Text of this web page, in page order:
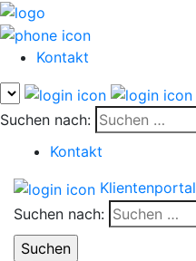
Kontakt
Suchen nach:
Kontakt
Klientenportal
Suchen nach: